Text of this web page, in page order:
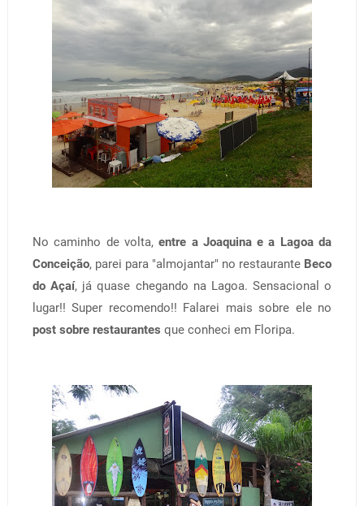
No caminho de volta,entre a Joaquina e a Lagoa da
Conceição, parei para "almojantar" no restaurante Beco
do Açaí, já quase chegando na Lagoa. Sensacional o
lugar!! Super recomendo!! Falarei mais sobre ele no
post sobre restaurantes que conheci em Floripa.